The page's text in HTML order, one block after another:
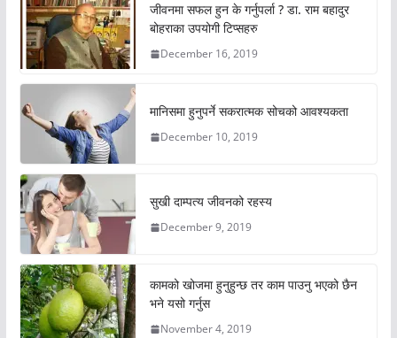
जीवनमा सफल हुन के गर्नुपर्ला ? डा. राम बहादुर
बोहराका उपयोगी टिप्सहरु
December 16, 2019
मानिसमा हुनुपर्ने सकरात्मक सोचको आवश्यकता
December 10, 2019
सुखी दाम्पत्य जीवनको रहस्य
December 9, 2019
कामको खोजमा हुनुहुन्छ तर काम पाउनु भएको छैन
भने यसो गर्नुस
November 4, 2019